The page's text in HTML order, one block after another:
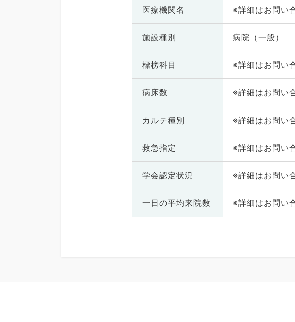
医療機関名 ※詳細はお問い
施設種別 病院（一般）
標榜科目 ※詳細はお問い
病床数 ※詳細はお問い
カルテ種別 ※詳細はお問い
救急指定 ※詳細はお問い
学会認定状況 ※詳細はお問い
一日の平均来院数 ※詳細はお問い